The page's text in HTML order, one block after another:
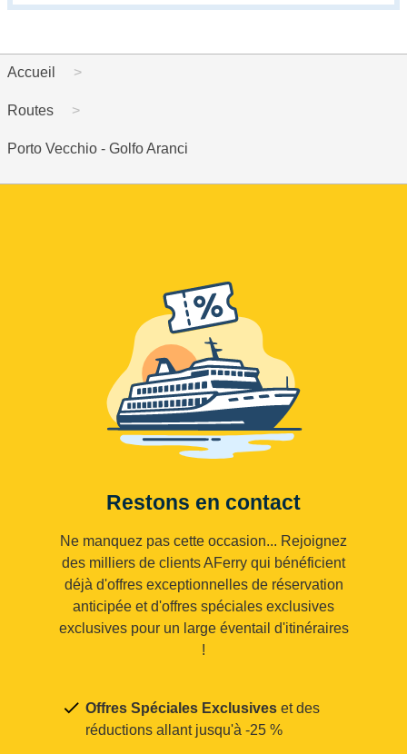
Accueil
Routes
Porto Vecchio - Golfo Aranci
Restons en contact
Ne manquez pas cette occasion... Rejoignez
des milliers de clients AFerry qui bénéficient
déjà d'offres exceptionnelles de réservation
anticipée et d'offres spéciales exclusives
exclusives pour un large éventail d'itinéraires
!
Offres Spéciales Exclusives et des
réductions allant jusqu'à -25 %